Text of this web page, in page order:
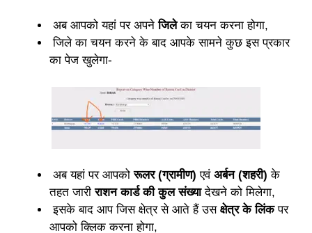
अब आपको यहां पर अपनेजिलेका चयन करना होगा,
जिले का चयन करने के बाद आपके सामने कुछ इस प्रकार
का पेज खुलेगा-
अब यहां पर आपकोरूलर (ग्रामीण)एवंअर्बन (शहरी) के
तहत जारीराशन कार्ड की कुल संख्यादेखने को मिलेगा,
इसके बाद आप जिस क्षेत्र से आते हैं उस क्षेत्र के लिंकपर
आपको क्लिक करना होगा,